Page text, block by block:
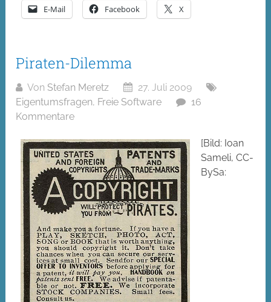
E-Mail Facebook X
Piraten-Dilemma
Von Stefan Meretz
27. Juli 2009
Eigentumsfragen, Freie Software
16
Kommentare
[Bild: Ioan
Sameli, CC-
BySa: